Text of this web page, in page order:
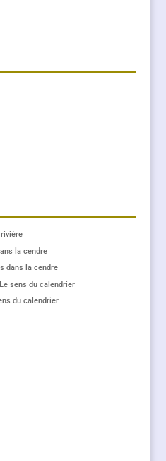
la cendre
dans la cendre
Le sens du calendrier
du calendrier